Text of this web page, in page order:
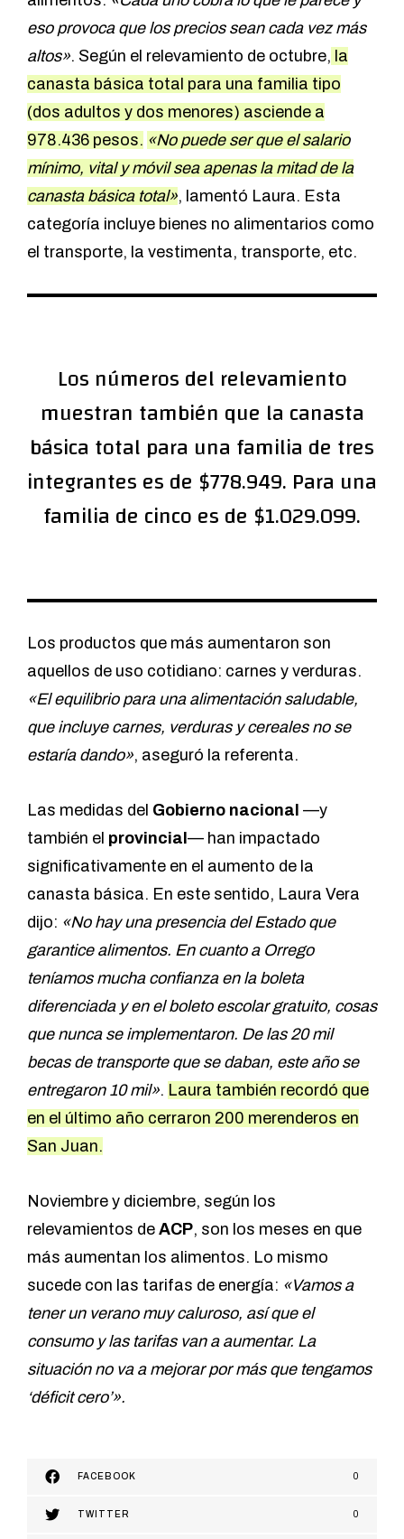
eso provoca que los precios sean cada vez más
altos». Según el relevamiento de octubre, la
canasta básica total para una familia tipo
(dos adultos y dos menores) asciende a
978.436 pesos. «No puede ser que el salario
mínimo, vital y móvil sea apenas la mitad de la
canasta básica total», lamentó Laura. Esta
categoría incluye bienes no alimentarios como
el transporte, la vestimenta, transporte, etc.
Los números del relevamiento
muestran también que la canasta
básica total para una familia de tres
integrantes es de $778.949. Para una
familia de cinco es de $1.029.099.
Los productos que más aumentaron son
aquellos de uso cotidiano: carnes y verduras.
«El equilibrio para una alimentación saludable,
que incluye carnes, verduras y cereales no se
estaría dando», aseguró la referenta.
Las medidas del Gobierno nacional —y
también el provincial — han impactado
significativamente en el aumento de la
canasta básica. En este sentido, Laura Vera
dijo: «No hay una presencia del Estado que
garantice alimentos. En cuanto a Orrego
teníamos mucha confianza en la boleta
diferenciada y en el boleto escolar gratuito, cosas
que nunca se implementaron. De las 20 mil
becas de transporte que se daban, este año se
entregaron 10 mil». Laura también recordó que
en el último año cerraron 200 merenderos en
San Juan.
Noviembre y diciembre, según los
relevamientos de ACP, son los meses en que
más aumentan los alimentos. Lo mismo
sucede con las tarifas de energía: «Vamos a
tener un verano muy caluroso, así que el
consumo y las tarifas van a aumentar. La
situación no va a mejorar por más que tengamos
‘déficit cero’».
FACEBOOK 0
TWITTER 0